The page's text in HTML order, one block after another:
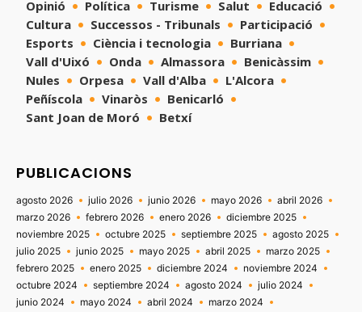
Opinió
Política Turisme Salut
Educació
Cultura
Successos - Tribunals
Participació
Esports
Ciència i tecnologia
Burriana
Vall d'Uixó
Onda Almassora
Benicàssim
Nules
Orpesa Vall d'Alba
L'Alcora
Peñíscola
Vinaròs
Benicarló
Sant Joan de Moró
Betxí
PUBLICACIONS
agosto 2026 julio 2026 junio 2026 mayo 2026
abril 2026
marzo 2026
febrero 2026 enero 2026
diciembre 2025
noviembre 2025
octubre 2025 septiembre 2025
agosto 2025
julio 2025
junio 2025 mayo 2025 abril 2025
marzo 2025
febrero 2025
enero 2025 diciembre 2024
noviembre 2024
octubre 2024
septiembre 2024 agosto 2024
julio 2024
junio 2024
mayo 2024 abril 2024
marzo 2024